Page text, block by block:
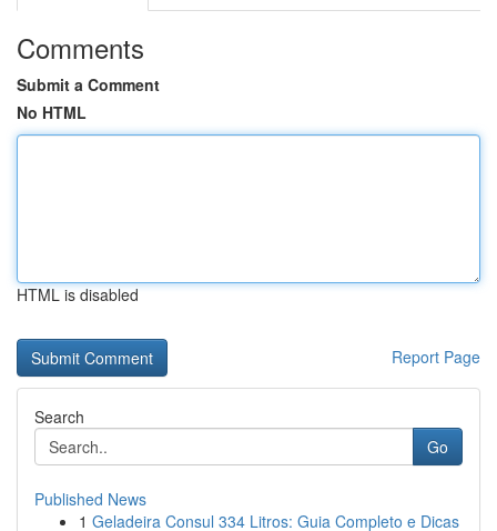
Comments
Submit a Comment
No HTML
HTML is disabled
Report Page
Search
Go
Published News
1 Geladeira Consul 334 Litros: Guia Completo e Dicas